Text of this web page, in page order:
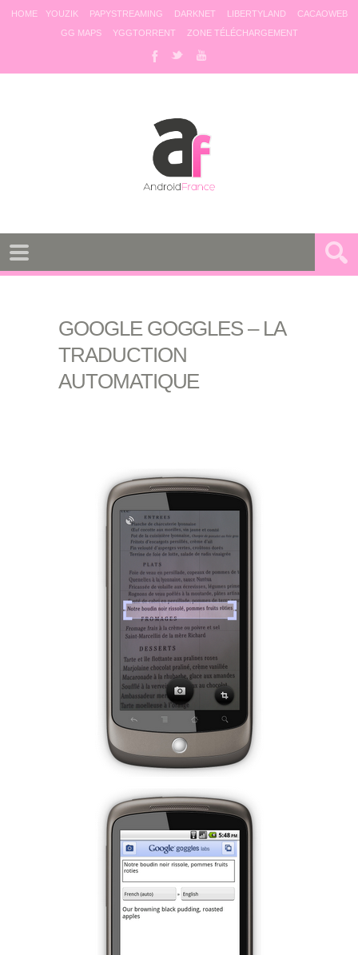
HOME YOUZIK PAPYSTREAMING DARKNET LIBERTYLAND
CACAOWEB
GG MAPS
YGGTORRENT ZONE TÉLÉCHARGEMENT
GOOGLE GOGGLES – LA
TRADUCTION
AUTOMATIQUE